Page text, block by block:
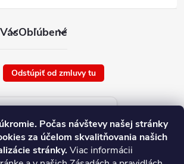
Počas návštevy našej stránky
za účelom skvalitňovania našich
stránky.Viac informácii
Obľúbené
Odstúpiť od zmluvy tu
Aktuálne ceny tovaru
platné od : 7/8/2026